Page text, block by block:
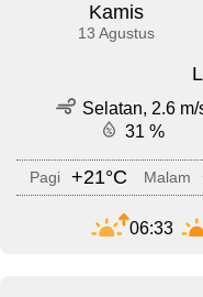
Kamis
13 Agustus
Selatan, 2.6 m/
31 %
Pagi +21°C Malam
06:33